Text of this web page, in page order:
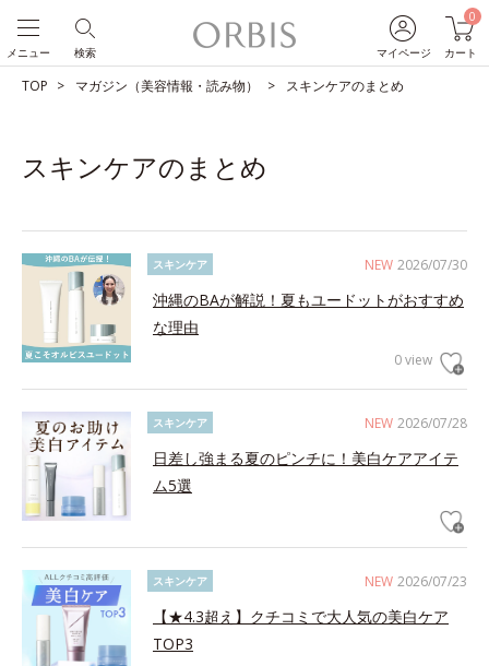
マイページ
0
カート
検索
メニュー
TOP マガジン（美容情報・読み物） スキンケアのまとめ
スキンケアのまとめ
NEW 2026/07/30
スキンケア
沖縄のBAが解説！夏もユードットがおすすめ
な理由
0 view
NEW 2026/07/28
スキンケア
日差し強まる夏のピンチに！美白ケアアイテ
ム5選
NEW 2026/07/23
スキンケア
【★4.3超え】クチコミで大人気の美白ケア
TOP3